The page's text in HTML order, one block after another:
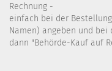
Rechnung -
einfach bei der
Namen) angeben und bei
dann "Behörde-Kauf auf